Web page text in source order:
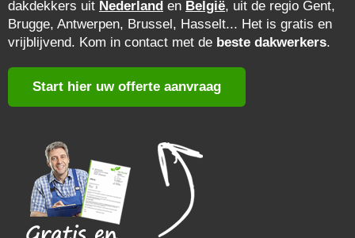
dakdekkers uit Nederland en België, uit de regio Gent,
Brugge, Antwerpen, Brussel, Hasselt... Het is gratis en
vrijblijvend. Kom in contact met de beste dakwerkers.
Start hier uw offerte aanvraag